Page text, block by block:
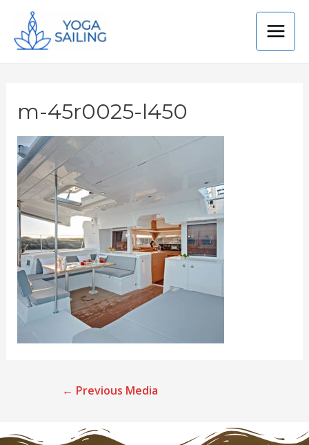
m-45r0025-l450
← Previous Media